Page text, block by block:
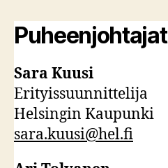
Puheenjohtajat
Sara Kuusi
Erityissuunnittelija
Helsingin Kaupunki
sara.kuusi@hel.fi